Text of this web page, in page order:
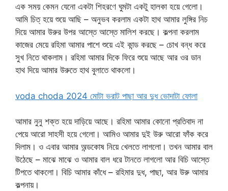
এক সময় কেমন যেনো একটা শিহরণে ঘুমটা একটু হালকা হয়ে গেলো।
আমি চিত্ হয়ে শুয়ে আছি – অনুভব করলাম একটা হাথ আমার লুঙ্গির নিচ
দিয়ে আমার উরুর উপর আস্তে আস্তে মালিশ করছে। কল্পনা করলাম
কাজের মেয়ে রহিমা আমার পাশে শুয়ে এই কান্ড করছে – চোখ বন্ধ করে
সুখ নিতে থাকলাম। রহিমা আমার দিকে ফিরে শুয়ে আছে আর ওর ডান
হাথ দিয়ে আমার উরুতে হাথ বুলাতে থাকলো।
voda choda 2024 মোটা ভরাট পাছা আর দুধ ভোদাটা ফোলা
আমার নুনু শক্ত হয়ে দাড়িয়ে আছে। রহিমা আমার কোনো প্রতিবাদ না
পেয়ে আরো সাহসী হয়ে গেলো। আমিও আমার দুই উরু আরো ফাঁক করে
দিলাম। ও এবার আমার অন্ডকোষ নিয়ে খেলতে লাগলো। তখন আমার বাল
উঠেছে – মাঝে মাঝে ও আমার বাল ধরে টানতে লাগলো আর বিচি আস্তে
টিপতে থাকলো। বিচি আমার কাঁধে – রহিমার দুধ, পাছা, আর উরু আমার
কল্পনায়।